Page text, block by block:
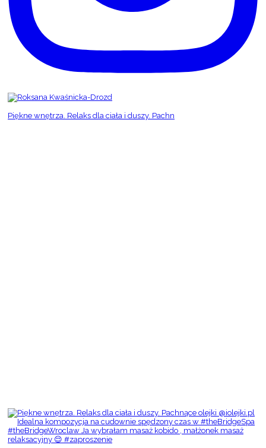
Piękne wnętrza. Relaks dla ciała i duszy. Pachn